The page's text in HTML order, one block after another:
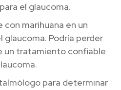
el glaucoma.
marihuana en un
Podría perder
un tratamiento confiable
para determinar